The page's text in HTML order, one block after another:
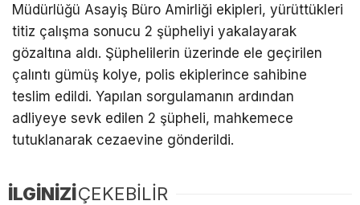
Müdürlüğü Asayiş Büro Amirliği ekipleri, yürüttükleri
titiz çalışma sonucu 2 şüpheliyi yakalayarak
gözaltına aldı. Şüphelilerin üzerinde ele geçirilen
çalıntı gümüş kolye, polis ekiplerince sahibine
teslim edildi. Yapılan sorgulamanın ardından
adliyeye sevk edilen 2 şüpheli, mahkemece
tutuklanarak cezaevine gönderildi.
İLGİNİZİÇEKEBİLİR